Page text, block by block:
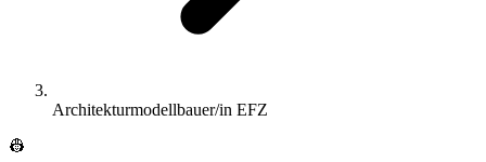
Architekturmodellbauer/in EFZ
👷